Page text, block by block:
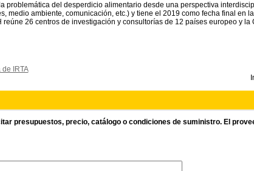
problemática del desperdicio alimentario desde una perspectiva
medio ambiente, comunicación, etc.) y tiene el 2019 como fecha final en
26 centros de investigación y consultorías de 12 países europeo y la
de IRTA
presupuestos, precio, catálogo o condiciones de suministro. El